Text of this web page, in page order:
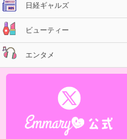
日経ギャルズ
ビューティー
エンタメ